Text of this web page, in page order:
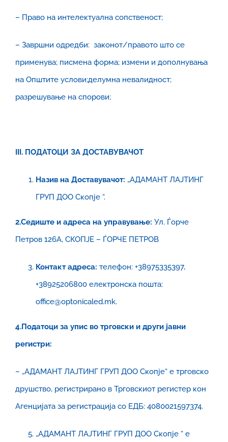
– Право на интелектуална сопственост;
– Завршни одредби: законот/правото што се
применува; писмена форма; измени и дополнувања
на Општите услови;делумна невалидност;
разрешување на спорови;
III. ПОДАТОЦИ ЗА ДОСТАВУВАЧОТ
Назив на Доставувачот: „АДАМАНТ ЛАЈТИНГ
ГРУП ДОО Скопје “.
2.Седиште и адреса на управување: Ул. Ѓорче
Петров 126А, СКОПЈЕ – ЃОРЧЕ ПЕТРОВ
Контакт адреса: телефон: +38975335397,
+38925206800 електронска пошта:
office@optonicaled.mk.
4.Податоци за упис во трговски и други јавни
регистри:
– „АДАМАНТ ЛАЈТИНГ ГРУП ДОО Скопје“ е трговско
друшство, регистрирано в Трговскиот регистер кон
Агенцијата за регистрација со ЕДБ: 4080021597374.
„АДАМАНТ ЛАЈТИНГ ГРУП ДОО Скопје “ е